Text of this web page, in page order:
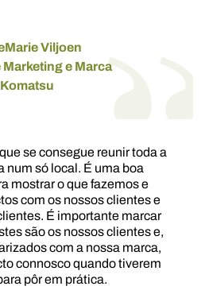
Viljoen
e Marca
Komatsu
se consegue reunir toda a
num só local. É uma boa
mostrar o que fazemos e
com os nossos clientes e
É importante marcar
são os nossos clientes e,
com a nossa marca,
connosco quando tiverem
pôr em prática.